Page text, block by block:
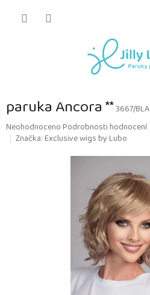
paruka Ancora **3667/BLA
Průměrné
hodnocení
NeohodnocenoPodrobnosti hodnocení
Značka:Exclusive wigs by Lubo